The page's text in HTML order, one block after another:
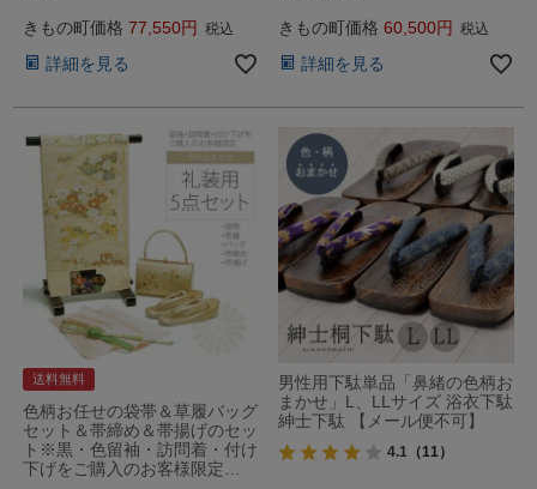
きもの町価格 77,550 税込
詳細を見る
きもの町価格 60,500 税込
詳細を見る
送料無料
色柄お任せの袋帯＆草履バッグ
セット＆帯締め＆帯揚げのセッ
ト※黒・色留袖・訪問着・付け
下げをご購入のお客様限定…
男性用下駄単品「鼻緒の色柄お
まかせ」L、LLサイズ 浴衣下駄
紳士下駄 【メール便不可】
4.1 （11）